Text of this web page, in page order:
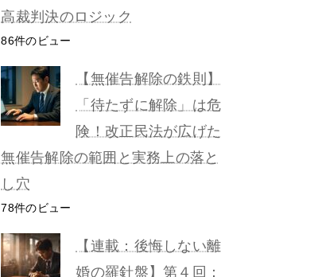
高裁判決のロジック
86件のビュー
【無催告解除の鉄則】
「待たずに解除」は危
険！改正民法が広げた
無催告解除の範囲と実務上の落と
し穴
78件のビュー
【連載：後悔しない離
婚の羅針盤】第４回：